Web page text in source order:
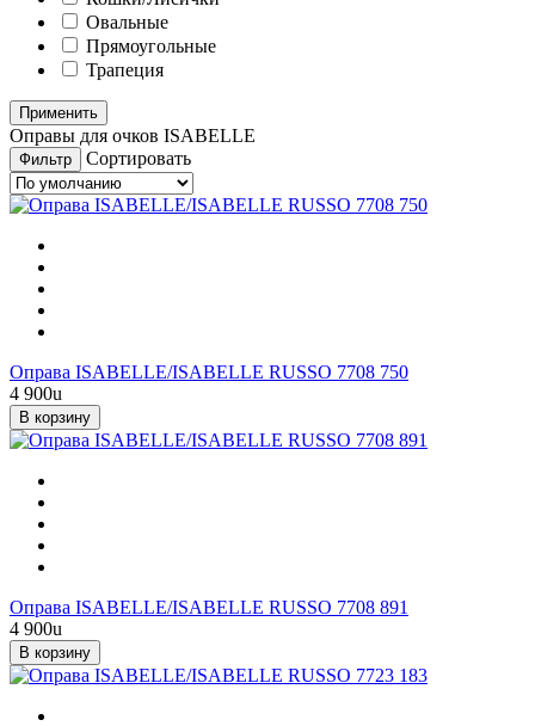
Овальные
Прямоугольные
Трапеция
Оправы для очков ISABELLE
Фильтр Сортировать
Оправа ISABELLE/ISABELLE RUSSO 7708 750
4 900u
В корзину
Оправа ISABELLE/ISABELLE RUSSO 7708 891
4 900u
В корзину